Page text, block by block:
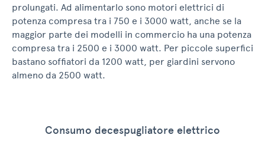
prolungati. Ad alimentarlo sono motori elettrici di
potenza compresa tra i 750 e i 3000 watt, anche se la
maggior parte dei modelli in commercio ha una potenza
compresa tra i 2500 e i 3000 watt. Per piccole superfici
bastano soffiatori da 1200 watt, per giardini servono
almeno da 2500 watt.
Consumo decespugliatore elettrico